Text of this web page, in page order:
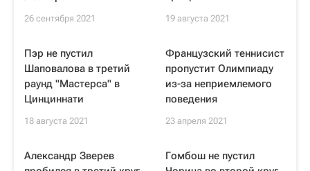
26 сентября 2021 19 августа 2021
Пэр не пустил
Шаповалова в третий
раунд "Мастерса" в
Цинциннати
18 августа 2021
Французский теннисист
пропустит Олимпиаду
из-за неприемлемого
поведения
23 апреля 2021
Александр Зверев
Гомбош не пустил